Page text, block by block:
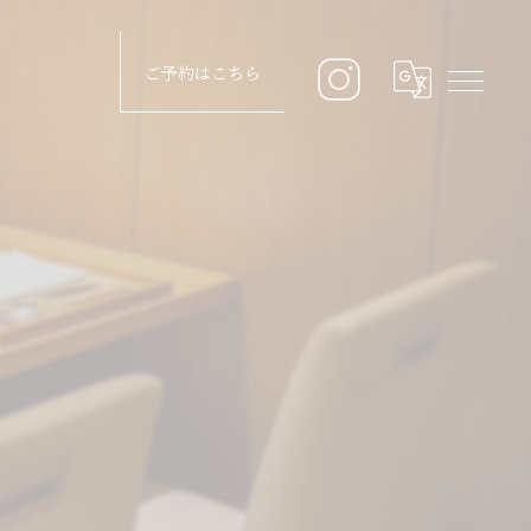
ご予約はこちら